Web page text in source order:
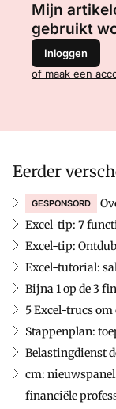
Mijn
gebruikt
Inloggen
of maak een
Eerder
GESPONSORD
Excel-tip: 7
Excel-tip:
Excel-tutorial:
Bijna 1 op de 3
5 Excel-trucs om
Stappenplan:
Belastingdienst
cm:
financiële